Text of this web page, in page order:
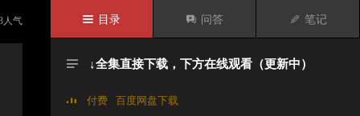
人气  目录  问答  笔记
 ↓全集直接下载，下方在线观看（更新中）
付费 百度网盘下载